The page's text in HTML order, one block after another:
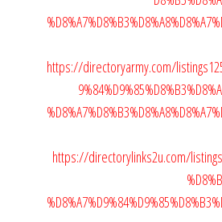
https://directoryarmy.com/
https://directorylinks2u.com/